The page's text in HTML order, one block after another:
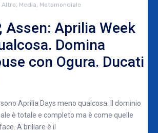
Altro Media Motomondiale
Assen: Aprilia Week
Domina
con Ogura. Ducati
Aprilia Days meno qualcosa. Il dominio
è totale e completo ma è come quelle
A brillare è il